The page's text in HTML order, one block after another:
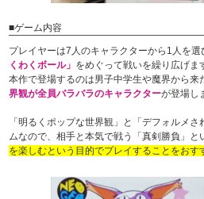
■ゲーム内容
プレイヤーは7人のキャラクターから1人を選
くわくボール」 をめぐって戦いを繰り広げま
本作で登場するのは男子中学生や魔界から来
界観が全員バラバラのキャラクターが登場し
「明るくポップな世界観」と「デフォルメ
ムなので、相手と本気で戦う「真剣勝負」と
を楽しむという目的でプレイすることをおす